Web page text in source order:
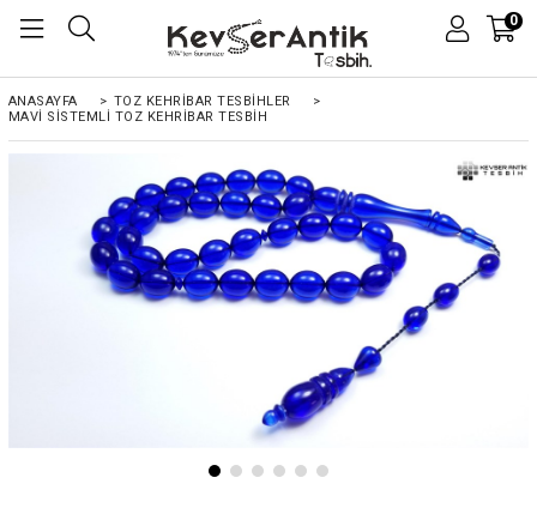
0
ANASAYFA > TOZ KEHRIBAR TESBIHLER
>
MAVI SISTEMLI TOZ KEHRIBAR TESBIH